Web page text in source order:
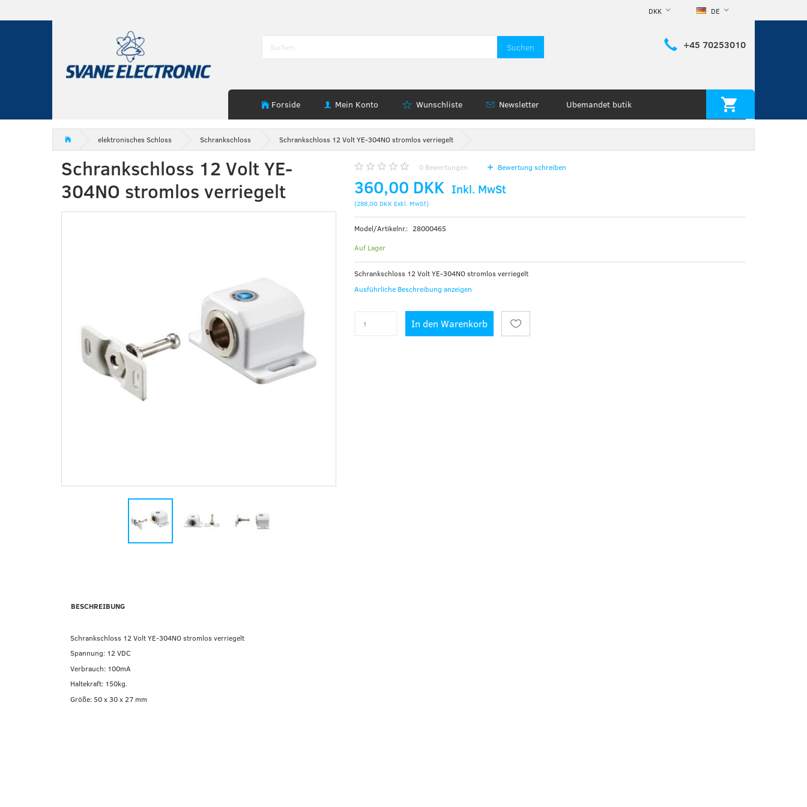
DE
DKK
Suchen +45 70253010
Forside Mein Konto Wunschliste Newsletter Ubemandet butik
elektronisches Schloss Schrankschloss Schrankschloss 12 Volt YE-304NO stromlos verriegelt
Schrankschloss 12 Volt YE-
304NO stromlos verriegelt
0Bewertungen Bewertung schreiben
360,00 DKK Inkl. MwSt
(288,00 DKKExkl. MwSt)
Model/Artikelnr.: 28000465
Auf Lager
Schrankschloss 12 Volt YE-304NO stromlos verriegelt
Ausführliche Beschreibung anzeigen
In den Warenkorb
BESCHREIBUNG
Schrankschloss 12 Volt YE-304NO stromlos verriegelt
Spannung: 12 VDC
Verbrauch: 100mA
Haltekraft: 150kg.
Größe: 50 x 30 x 27 mm